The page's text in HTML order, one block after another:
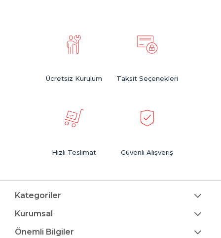
Ücretsiz Kurulum Taksit Seçenekleri
Hızlı Teslimat Güvenli Alışveriş
Kategoriler
Kurumsal
Önemli Bilgiler